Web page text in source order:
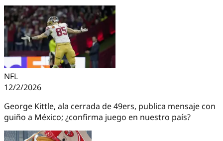
NFL
12/2/2026
George Kittle, ala cerrada de 49ers, publica mensaje con
guiño a México; ¿confirma juego en nuestro país?